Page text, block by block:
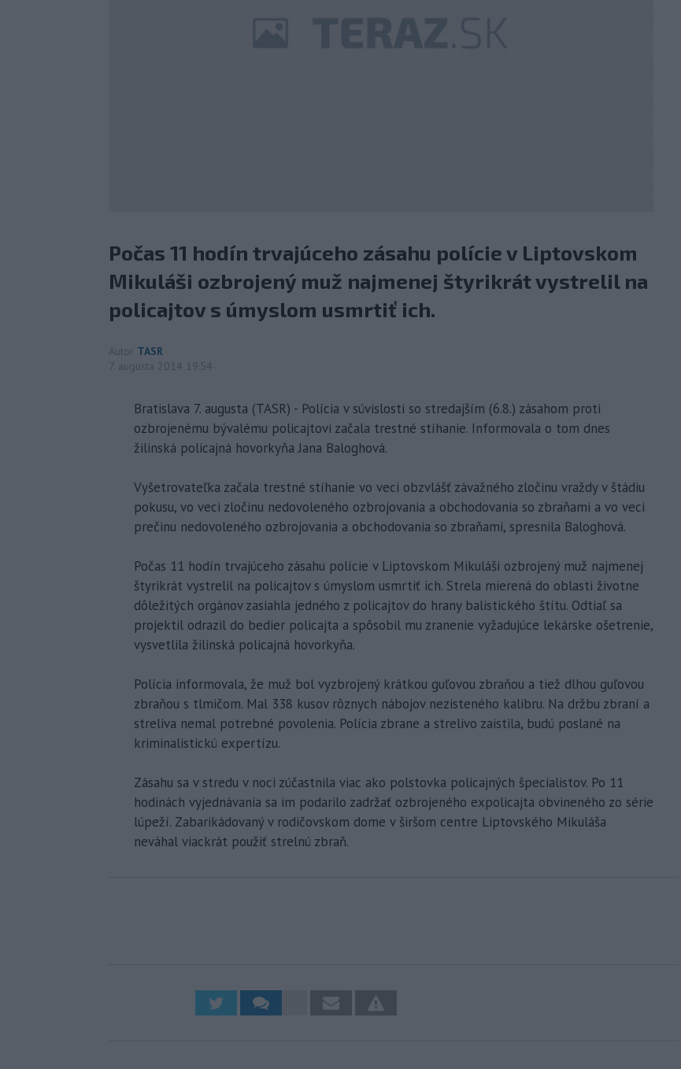
Počas 11 hodín trvajúceho zásahu polície v Liptovskom
Mikuláši ozbrojený muž najmenej štyrikrát vystrelil na
policajtov s úmyslom usmrtiť ich.
Autor TASR
7. augusta 2014 19:54
Bratislava 7. augusta (TASR) - Polícia v súvislosti so stredajším (6.8.) zásahom proti
ozbrojenému bývalému policajtovi začala trestné stíhanie. Informovala o tom dnes
žilinská policajná hovorkyňa Jana Baloghová.
Vyšetrovateľka začala trestné stíhanie vo veci obzvlášť závažného zločinu vraždy v štádiu
pokusu, vo veci zločinu nedovoleného ozbrojovania a obchodovania so zbraňami a vo veci
prečinu nedovoleného ozbrojovania a obchodovania so zbraňami, spresnila Baloghová.
Počas 11 hodín trvajúceho zásahu polície v Liptovskom Mikuláši ozbrojený muž najmenej
štyrikrát vystrelil na policajtov s úmyslom usmrtiť ich. Strela mierená do oblasti životne
dôležitých orgánov zasiahla jedného z policajtov do hrany balistického štítu. Odtiaľ sa
projektil odrazil do bedier policajta a spôsobil mu zranenie vyžadujúce lekárske ošetrenie,
vysvetlila žilinská policajná hovorkyňa.
Polícia informovala, že muž bol vyzbrojený krátkou guľovou zbraňou a tiež dlhou guľovou
zbraňou s tlmičom. Mal 338 kusov rôznych nábojov nezisteného kalibru. Na držbu zbraní a
streliva nemal potrebné povolenia. Polícia zbrane a strelivo zaistila, budú poslané na
kriminalistickú expertízu.
Zásahu sa v stredu v noci zúčastnila viac ako polstovka policajných špecialistov. Po 11
hodinách vyjednávania sa im podarilo zadržať ozbrojeného expolicajta obvineného zo série
lúpeží. Zabarikádovaný v rodičovskom dome v širšom centre Liptovského Mikuláša
neváhal viackrát použiť strelnú zbraň.